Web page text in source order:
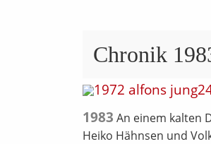
Chronik
1983 An einem kalten
Heiko Hähnsen und